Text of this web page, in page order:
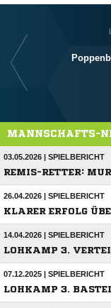
MANNSCHAFTS-
03.05.2026 | SPIELBERICHT
REMIS-RETTER:
26.04.2026 | SPIELBERICHT
KLARER ERFOLG
14.04.2026 | SPIELBERICHT
LOHKAMP 3.
07.12.2025 | SPIELBERICHT
LOHKAMP 3.